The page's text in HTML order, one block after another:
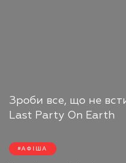
Зроби все, що не
Last Party On Earth
АФІША